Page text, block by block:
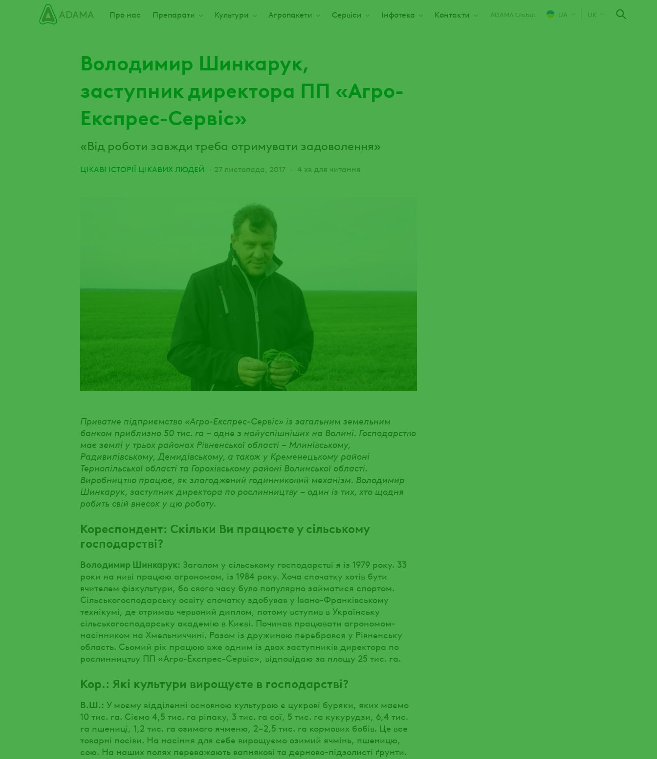
Пропустити
Про нас Препарати Культури Агропакети Сервіси Інфотека Контакти ADAMA Global UA UK
Володимир Шинкарук,
заступник директора ПП «Агро-
Експрес-Сервіс»
«Від роботи завжди треба отримувати задоволення»
ЦІКАВІ ІСТОРІЇ ЦІКАВИХ ЛЮДЕЙ 27 листопада, 2017 4 хв для читання
Приватне підприємство «Агро-Експрес-Сервіс» із загальним земельним
банком приблизно 50 тис. га – одне з найуспішніших на Волині. Господарство
має землі у трьох районах Рівненської області – Млинівському,
Радивилівському, Демидівському, а також у Кременецькому районі
Тернопільської області та Горохівському районі Волинської області.
Виробництво працює, як злагоджений годинниковий механізм. Володимир
Шинкарук, заступник директора по рослинництву – один із тих, хто щодня
робить свій внесок у цю роботу.
Кореспондент: Скільки Ви працюєте у сільському
господарстві?
Володимир Шинкарук: Загалом у сільському господарстві я із 1979 року. 33
роки на ниві працюю агрономом, із 1984 року. Хоча спочатку хотів бути
вчителем фізкультури, бо свого часу було популярно займатися спортом.
Сільськогосподарську освіту спочатку здобував у Івано-Франківському
технікумі, де отримав червоний диплом, потому вступив в Українську
сільськогосподарську академію в Києві. Починав працювати агрономом-
насінником на Хмельниччині. Разом із дружиною перебрався у Рівненську
область. Сьомий рік працюю вже одним із двох заступників директора по
рослинництву ПП «Агро-Експрес-Сервіс», відповідаю за площу 25 тис. га.
Кор.: Які культури вирощуєте в господарстві?
В.Ш.: У моєму відділенні основною культурою є цукрові буряки, яких маємо
10 тис. га. Сіємо 4,5 тис. га ріпаку, 3 тис. га сої, 5 тис. га кукурудзи, 6,4 тис.
га пшениці, 1,2 тис. га озимого ячменю, 2–2,5 тис. га кормових бобів. Це все
товарні посіви. На насіння для себе вирощуємо озимий ячмінь, пшеницю,
сою. На наших полях переважають вапнякові та дерново-підзолисті ґрунти.